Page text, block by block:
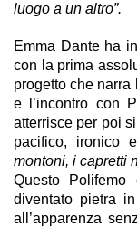
luogo a un altro”.
Emma Danteha
con la prima
progetto che narra
e l’incontro con
atterrisce per poi
pacifico, ironico
montoni, i capretti
Questo
diventato pietra
all’apparenza